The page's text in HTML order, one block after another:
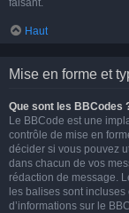
faisant.
Haut
Mise en forme et
Que sont les BBCodes
Le BBCode est une
contrôle de mise en
décider si vous pouvez
dans chacun de vos
rédaction de message.
les balises sont
d’informations sur le